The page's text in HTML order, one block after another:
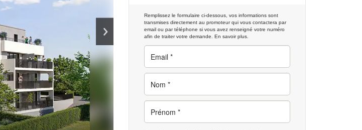
Remplissez le formulaire ci-dessous, vos informations sont
transmises directement au promoteur qui vous contactera par
email ou par téléphone si vous avez renseigné votre numéro
afin de traiter votre demande. En savoir plus.